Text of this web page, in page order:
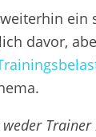
davor,